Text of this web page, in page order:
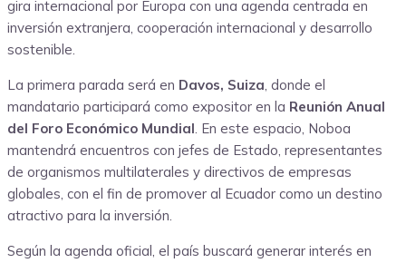
gira internacional por Europa con una agenda centrada en
inversión extranjera, cooperación internacional y desarrollo
sostenible.
La primera parada será en Davos, Suiza, donde el
mandatario participará como expositor en la Reunión Anual
del Foro Económico Mundial. En este espacio, Noboa
mantendrá encuentros con jefes de Estado, representantes
de organismos multilaterales y directivos de empresas
globales, con el fin de promover al Ecuador como un destino
atractivo para la inversión.
Según la agenda oficial, el país buscará generar interés en